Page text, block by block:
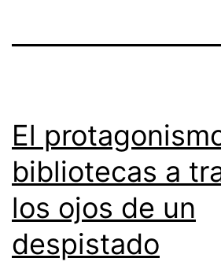
El
bibliotecas a
los ojos de un
despistado